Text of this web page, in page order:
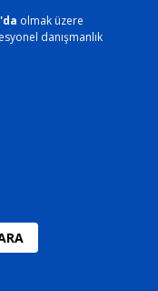
olmak üzere
danışmanlık